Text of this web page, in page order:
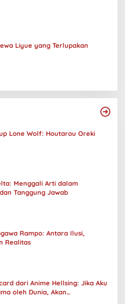
Liyue yang Terlupakan
Lone Wolf: Houtarou Oreki
Menggali Arti dalam
Tanggung Jawab
Rampo: Antara Ilusi,
Realitas
dari Anime Hellsing: Jika Aku
oleh Dunia, Akan